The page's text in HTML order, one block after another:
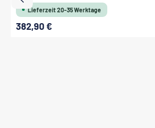
Lieferzeit 20-35 Werktage
Regulärer Preis:
382,90 €